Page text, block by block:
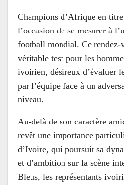
Champions d’Afrique en
l’occasion de se mesurer à
football mondial. Ce rendez-
véritable test pour les
ivoirien, désireux d’évaluer
par l’équipe face à un
niveau.
Au-delà de son caractère
revêt une importance
d’Ivoire, qui poursuit sa
et d’ambition sur la scène
Bleus, les représentants